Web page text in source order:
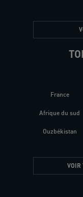
France
Afrique du sud
Ouzbékistan
VOIR